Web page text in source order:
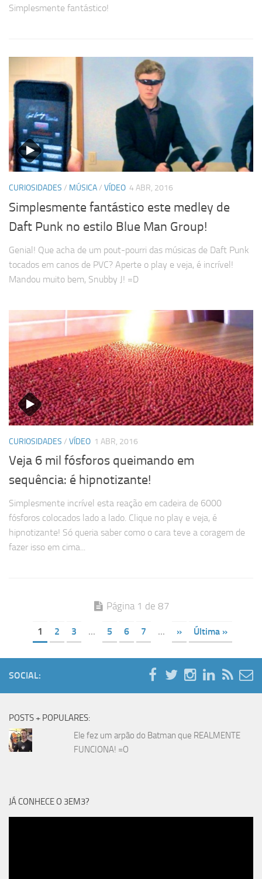
Simplesmente fantástico!
CURIOSIDADES / MÚSICA/ VÍDEO 4 ABR, 2016
Simplesmente fantástico este medley de
Daft Punk no estilo Blue Man Group!
Genial! Que acha de um pout-pourri das músicas de Daft Punk
tocados em canos de PVC? Aperte o play e veja, é incrível!
Mandou muito bem, Snubby J! =D
CURIOSIDADES / VÍDEO 1 ABR, 2016
Veja 6 mil fósforos queimando em
sequência: é hipnotizante!
Simplesmente incrível esta reação em cadeira de 6000
fósforos colocados lado a lado. Clique no play e veja, é
hipnotizante! Só queria saber como o cara teve a coragem de
fazer isso em cima...
Página 1 de 87
1 2 3 ... 5 6 7 ... » Última »
SOCIAL:
POSTS + POPULARES:
Ele fez um arpão do Batman que REALMENTE
FUNCIONA! =O
JÁ CONHECE O 3EM3?